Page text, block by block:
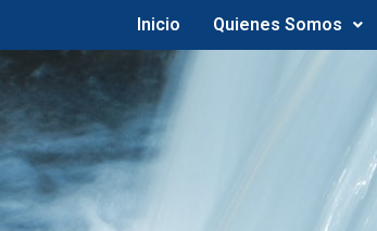
Inicio Quienes Somos